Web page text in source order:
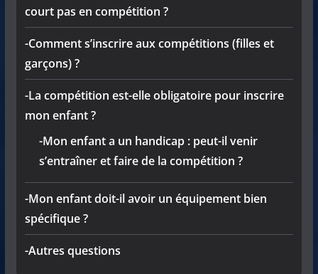
court pas en compétition ?
-Comment s’inscrire aux compétitions (filles et
garçons) ?
-La compétition est-elle obligatoire pour inscrire
mon enfant ?
-Mon enfant a un handicap : peut-il venir
s’entraîner et faire de la compétition ?
-Mon enfant doit-il avoir un équipement bien
spécifique ?
-Autres questions